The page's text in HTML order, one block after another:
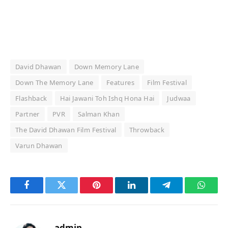
David Dhawan
Down Memory Lane
Down The Memory Lane
Features
Film Festival
Flashback
Hai Jawani Toh Ishq Hona Hai
Judwaa
Partner
PVR
Salman Khan
The David Dhawan Film Festival
Throwback
Varun Dhawan
FacebookTwitter Pinterest LinkedInTelegram